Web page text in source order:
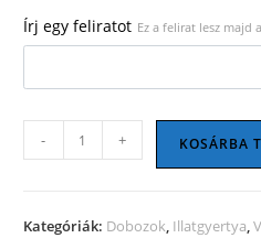
Írj egy feliratot Ez a felirat lesz majd
Illatgyertya
szív
fémdobozban
- + KOSÁRBA
Kategóriák: Dobozok, Illatgyertya,